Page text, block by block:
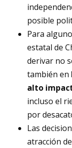
posible
Para
estatal de
derivar no
también en
alto
incluso el
por
Las
atracción